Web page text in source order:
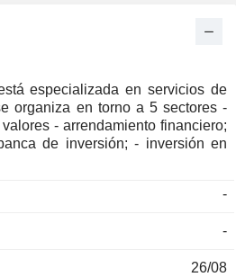
especializada en servicios de
organiza en torno a 5 sectores -
financiero;
-
-
26/08